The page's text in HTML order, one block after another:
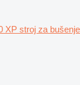
XP stroj za bušenje